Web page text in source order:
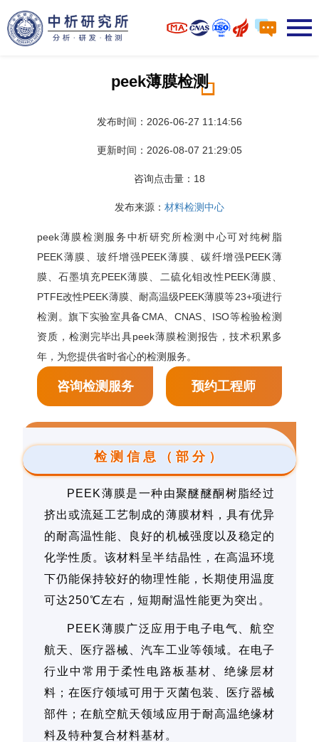
peek薄膜检测
发布时间：2026-06-27 11:14:56
更新时间：2026-08-07 21:29:05
咨询点击量： 18
发布来源： 材料检测中心
peek薄膜检测服务中析研究所检测中心可对纯树脂
PEEK薄膜、玻纤增强PEEK薄膜、碳纤增强PEEK薄
膜、石墨填充PEEK薄膜、二硫化钼改性PEEK薄膜、
PTFE改性PEEK薄膜、耐高温级PEEK薄膜等23+项进行
检测。旗下实验室具备CMA、CNAS、ISO等检验检测
资质，检测完毕出具peek薄膜检测报告，技术积累多
年，为您提供省时省心的检测服务。
咨询检测服务 预约工程师
检测信息（部分）
PEEK薄膜是一种由聚醚醚酮树脂经过
挤出或流延工艺制成的薄膜材料，具有优异
的耐高温性能、良好的机械强度以及稳定的
化学性质。该材料呈半结晶性，在高温环境
下仍能保持较好的物理性能，长期使用温度
可达250℃左右，短期耐温性能更为突出。
PEEK薄膜广泛应用于电子电气、航空
航天、医疗器械、汽车工业等领域。在电子
行业中常用于柔性电路板基材、绝缘层材
料；在医疗领域可用于灭菌包装、医疗器械
部件；在航空航天领域应用于耐高温绝缘材
料及特种复合材料基材。